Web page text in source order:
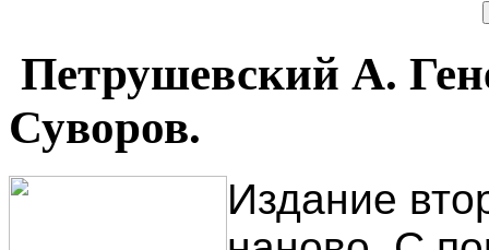
Петрушевский А.
Суворов.
Издание